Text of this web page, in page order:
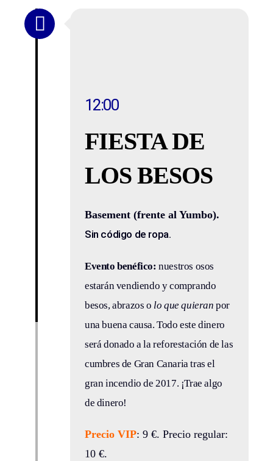
12:00
FIESTA DE
LOS BESOS
Basement (frente al Yumbo).
Sin código de ropa.
Evento benéfico:nuestros osos
estarán vendiendo y comprando
besos, abrazos o lo que quieranpor
una buena causa. Todo este dinero
será donado a la reforestación de las
cumbres de Gran Canaria tras el
gran incendio de 2017. ¡Trae algo
de dinero!
Precio VIP: 9 €. Precio regular:
10 €.